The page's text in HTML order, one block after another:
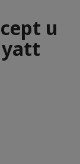
u